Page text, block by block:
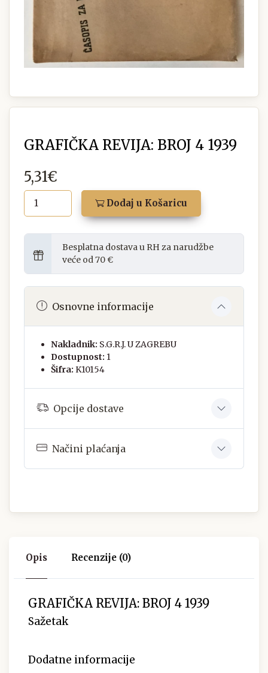
GRAFIČKA REVIJA: BROJ 4 1939
5,31€
Dodaj u Košaricu
Besplatna dostava u RH za narudžbe
veće od 70 €
Osnovne informacije
Nakladnik: S.G.R.J. U ZAGREBU
Dostupnost: 1
Šifra: K10154
Opcije dostave
Načini plaćanja
Opis Recenzije (0)
GRAFIČKA REVIJA: BROJ 4 1939
Sažetak
Dodatne informacije